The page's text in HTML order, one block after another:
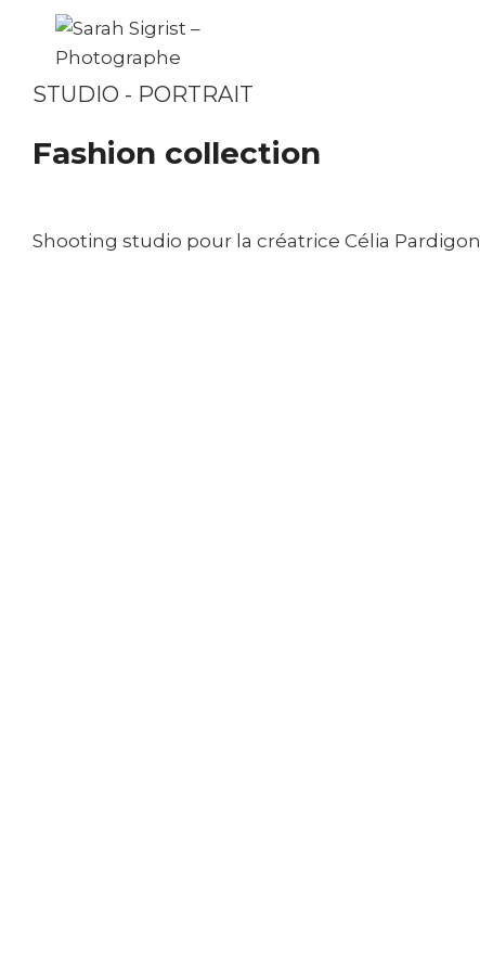
STUDIO - PORTRAIT
Fashion collection
Shooting studio pour la créatrice Célia Pardigon